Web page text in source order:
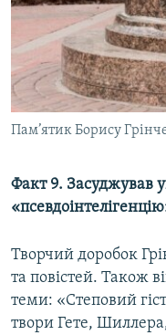
Пам’ятик Борису
Факт 9. Засуджував
Творчий доробок
та повістей. Також
теми: «Степовий
твори Гете,